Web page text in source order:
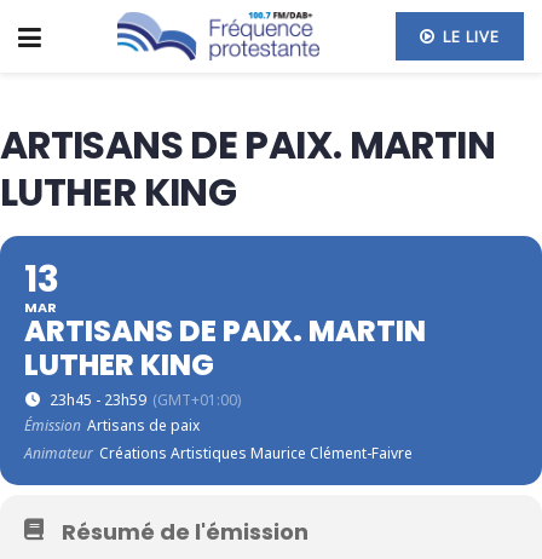
LE LIVE
ARTISANS DE PAIX. MARTIN
LUTHER KING
13
MAR
ARTISANS DE PAIX. MARTIN
LUTHER KING
23h45 - 23h59 (GMT+01:00)
Émission Artisans de paix
Animateur Créations Artistiques Maurice Clément-Faivre
Résumé de l'émission